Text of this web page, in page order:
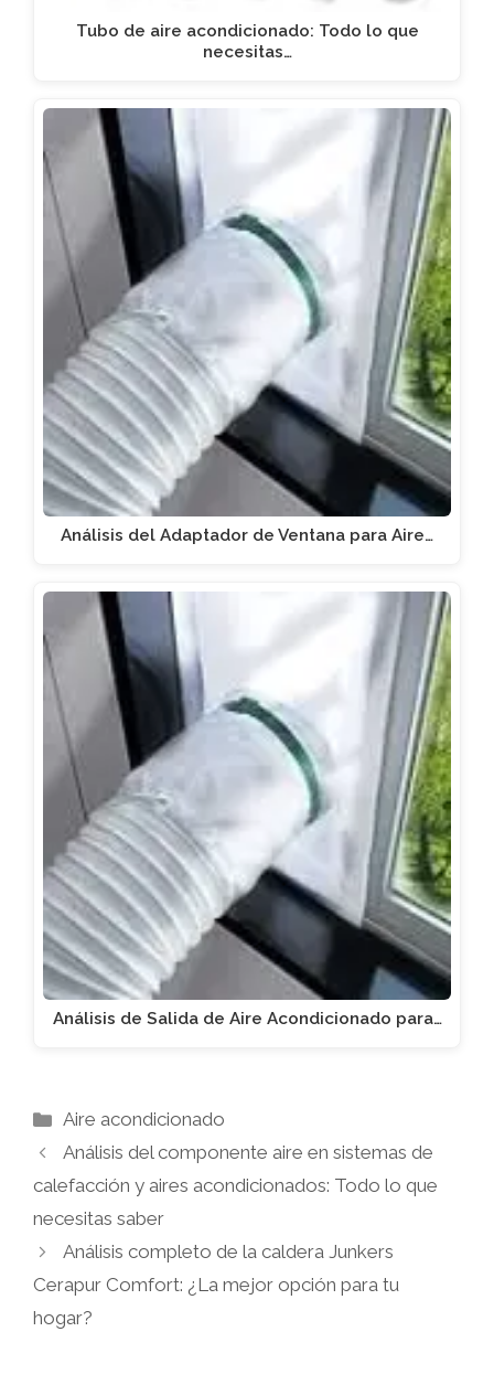
Tubo de aire acondicionado: Todo lo que
necesitas…
Análisis del Adaptador de Ventana para Aire…
Análisis de Salida de Aire Acondicionado para…
Categorías
Aire acondicionado
Análisis del componente aire en sistemas de
calefacción y aires acondicionados: Todo lo que
necesitas saber
Análisis completo de la caldera Junkers
Cerapur Comfort: ¿La mejor opción para tu
hogar?